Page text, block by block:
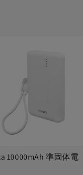
10000mAh 準固体電